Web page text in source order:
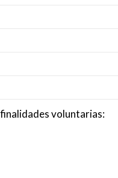
voluntarias: